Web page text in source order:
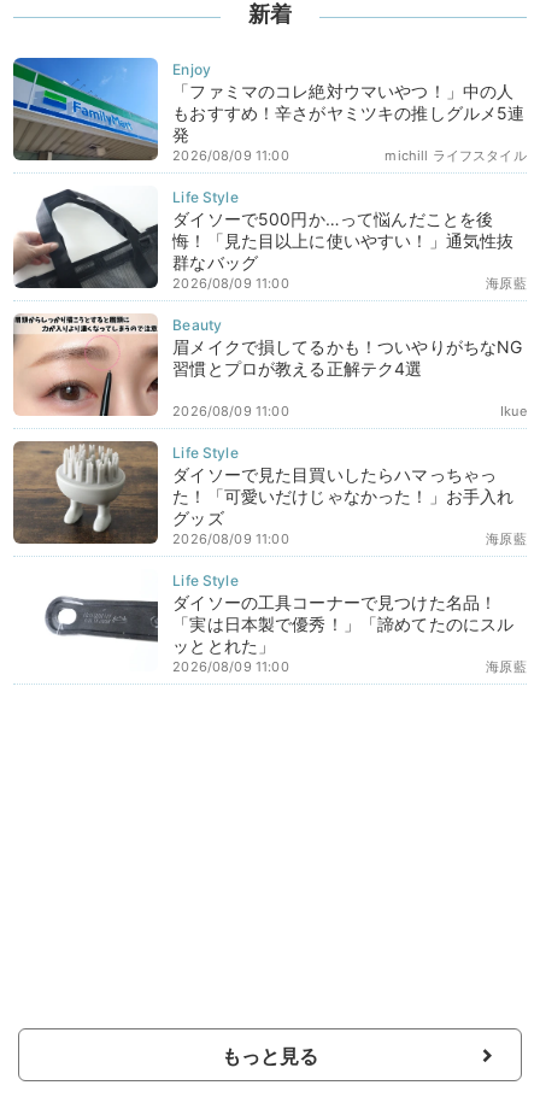
新着
「ファミマのコレ絶対ウマいやつ！」中の人
もおすすめ！辛さがヤミツキの推しグルメ5連
発
michill ライフスタイル
2026/08/09 11:00
ダイソーで500円か…って悩んだことを後
悔！「見た目以上に使いやすい！」通気性抜
群なバッグ
海原藍
2026/08/09 11:00
眉メイクで損してるかも！ついやりがちなNG
習慣とプロが教える正解テク4選
Ikue
2026/08/09 11:00
ダイソーで見た目買いしたらハマっちゃっ
た！「可愛いだけじゃなかった！」お手入れ
グッズ
海原藍
2026/08/09 11:00
ダイソーの工具コーナーで見つけた名品！
「実は日本製で優秀！」「諦めてたのにスル
ッととれた」
海原藍
2026/08/09 11:00
もっと見る